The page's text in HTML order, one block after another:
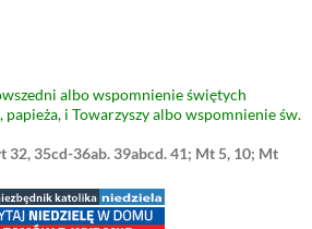
albo wspomnienie świętych
papieża, i Towarzyszy albo wspomnienie św.
32, 35cd-36ab. 39abcd. 41; Mt 5, 10; Mt